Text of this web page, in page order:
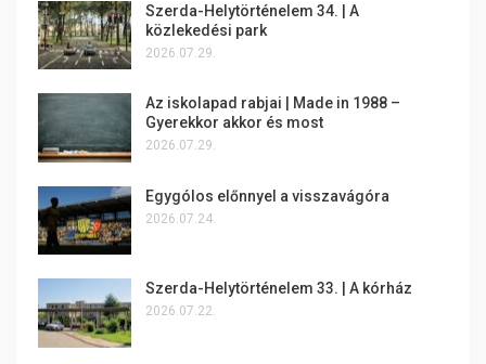
Szerda-Helytörténelem 34. | A
közlekedési park
2026.07.29.
Az iskolapad rabjai | Made in 1988 –
Gyerekkor akkor és most
2026.07.29.
Egygólos előnnyel a visszavágóra
2026.07.24.
Szerda-Helytörténelem 33. | A kórház
2026.07.22.